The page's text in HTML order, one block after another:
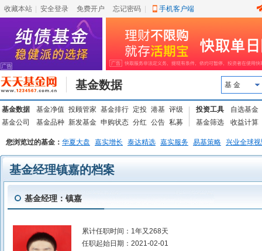
收藏本站 安全登录 免费开户 忘记密码 手机客户端
基金数据 基 金
基金数据 基金净值 投顾管家 基金排行 定投 港基 评级
基金公司
基金品种 新发基金 申购状态 分红 公告 私募
投资工具
自选基金
基金筛选
收益计算
您浏览过的基金： 华夏大盘 嘉实增长 泰达精选 嘉实服务 易基策略 兴业全球
基金经理镇嘉的档案
基金经理：镇嘉
累计任职时间： 1年又268天
任职起始日期： 2021-02-01